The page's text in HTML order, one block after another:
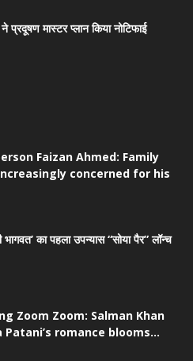
प्रदूषण मास्टर प्लान किया नोटिफाई
Faizan Ahmed: Family
concerned for his
का पहला उपन्यास “सोया पैर” लॉन्च
Zoom Zoom: Salman Khan
Patani’s romance blooms...